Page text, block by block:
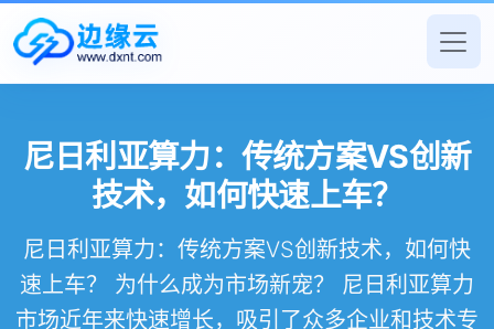
尼日利亚算力：传统方案VS创新
技术，如何快速上车？
尼日利亚算力：传统方案VS创新技术，如何快
速上车？ 为什么成为市场新宠？ 尼日利亚算力
市场近年来快速增长，吸引了众多企业和技术专